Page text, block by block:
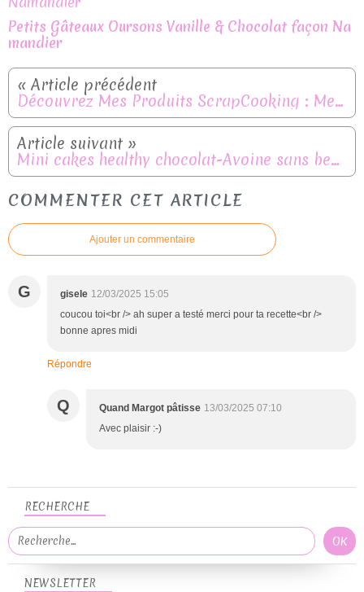
Petits Gâteaux Oursons Vanille & Chocolat façon Na
mandier
Découvrez Mes Produits ScrapCooking : Mes Coups de Cœur pour la Pâtisserie
Mini cakes healthy chocolat-Avoine sans beurre et sans gluten
COMMENTER CET ARTICLE
Ajouter un commentaire
G gisele 12/03/2025 15:05
coucou toi<br /> ah super a testé merci pour ta recette<br />
bonne apres midi
Répondre
Q Quand Margot pâtisse 13/03/2025 07:10
Avec plaisir :-)
NEWSLETTER
RECHERCHE